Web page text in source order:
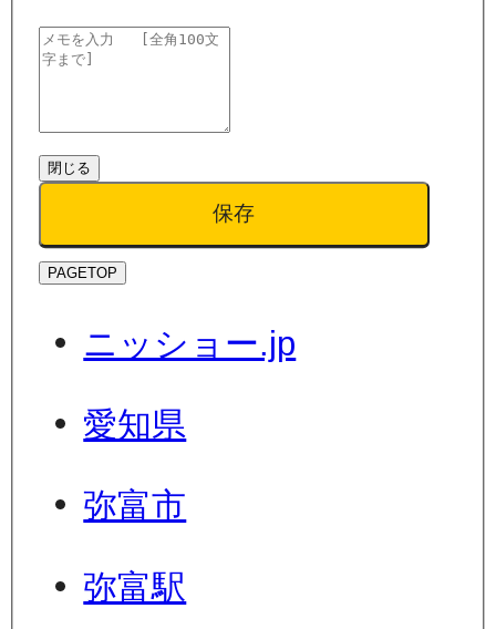
閉じる
保存
PAGETOP
ニッショー.jp
愛知県
弥富市
弥富駅